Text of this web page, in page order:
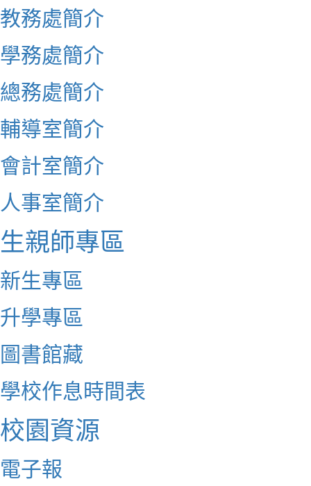
教務處簡介
學務處簡介
總務處簡介
輔導室簡介
會計室簡介
人事室簡介
生親師專區
新生專區
升學專區
圖書館藏
學校作息時間表
校園資源
電子報